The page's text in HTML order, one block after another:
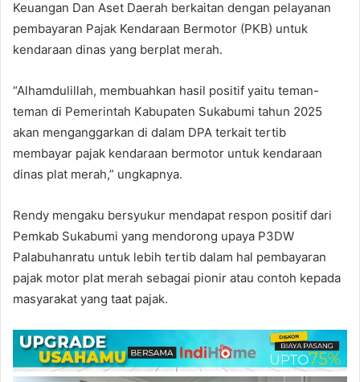
Keuangan Dan Aset Daerah berkaitan dengan pelayanan
pembayaran Pajak Kendaraan Bermotor (PKB) untuk
kendaraan dinas yang berplat merah.
“Alhamdulillah, membuahkan hasil positif yaitu teman-
teman di Pemerintah Kabupaten Sukabumi tahun 2025
akan menganggarkan di dalam DPA terkait tertib
membayar pajak kendaraan bermotor untuk kendaraan
dinas plat merah,” ungkapnya.
Rendy mengaku bersyukur mendapat respon positif dari
Pemkab Sukabumi yang mendorong upaya P3DW
Palabuhanratu untuk lebih tertib dalam hal pembayaran
pajak motor plat merah sebagai pionir atau contoh kepada
masyarakat yang taat pajak.